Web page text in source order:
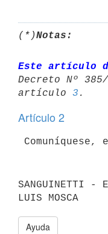
(*)Notas:
Este artículo
Decreto Nº
artículo 3
Artículo 2
SANGUINETTI -
Ayuda